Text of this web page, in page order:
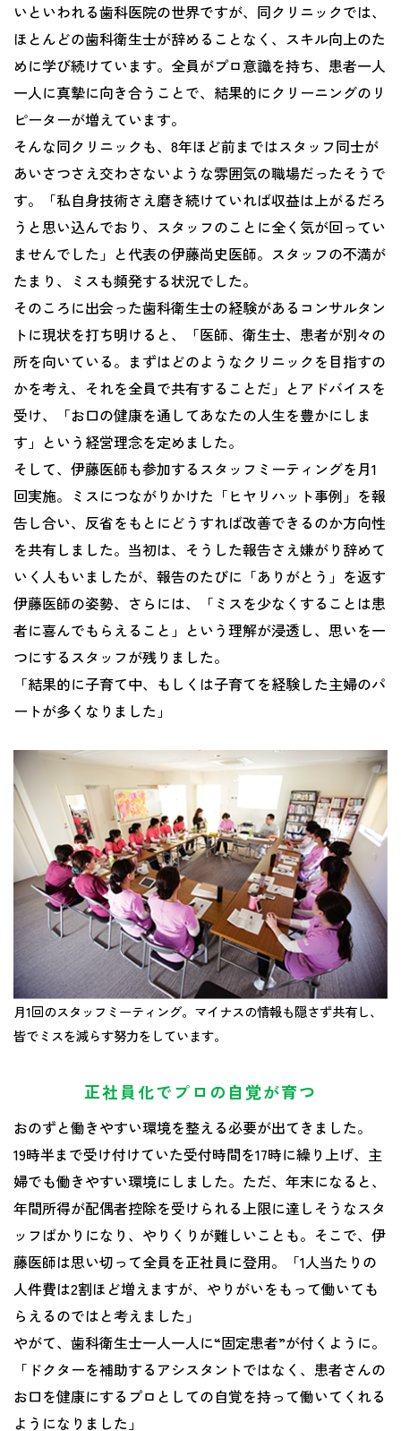
いといわれる歯科医院の世界ですが、同クリニックでは、
ほとんどの歯科衛生士が辞めることなく、スキル向上のた
めに学び続けています。全員がプロ意識を持ち、患者一人
一人に真摯に向き合うことで、結果的にクリーニングのリ
ピーターが増えています。
そんな同クリニックも、8年ほど前まではスタッフ同士が
あいさつさえ交わさないような雰囲気の職場だったそうで
す。「私自身技術さえ磨き続けていれば収益は上がるだろ
うと思い込んでおり、スタッフのことに全く気が回ってい
ませんでした」と代表の伊藤尚史医師。スタッフの不満が
たまり、ミスも頻発する状況でした。
そのころに出会った歯科衛生士の経験があるコンサルタン
トに現状を打ち明けると、「医師、衛生士、患者が別々の
所を向いている。まずはどのようなクリニックを目指すの
かを考え、それを全員で共有することだ」とアドバイスを
受け、「お口の健康を通してあなたの人生を豊かにしま
す」という経営理念を定めました。
そして、伊藤医師も参加するスタッフミーティングを月1
回実施。ミスにつながりかけた「ヒヤリハット事例」を報
告し合い、反省をもとにどうすれば改善できるのか方向性
を共有しました。当初は、そうした報告さえ嫌がり辞めて
いく人もいましたが、報告のたびに「ありがとう」を返す
伊藤医師の姿勢、さらには、「ミスを少なくすることは患
者に喜んでもらえること」という理解が浸透し、思いを一
つにするスタッフが残りました。
「結果的に子育て中、もしくは子育てを経験した主婦のパ
ートが多くなりました」
月1回のスタッフミーティング。マイナスの情報も隠さず共有し、
皆でミスを減らす努力をしています。
正社員化でプロの自覚が育つ
おのずと働きやすい環境を整える必要が出てきました。
19時半まで受け付けていた受付時間を17時に繰り上げ、主
婦でも働きやすい環境にしました。ただ、年末になると、
年間所得が配偶者控除を受けられる上限に達しそうなスタ
ッフばかりになり、やりくりが難しいことも。そこで、伊
藤医師は思い切って全員を正社員に登用。「1人当たりの
人件費は2割ほど増えますが、やりがいをもって働いても
らえるのではと考えました」
やがて、歯科衛生士一人一人に“固定患者”が付くように。
「ドクターを補助するアシスタントではなく、患者さんの
お口を健康にするプロとしての自覚を持って働いてくれる
ようになりました」